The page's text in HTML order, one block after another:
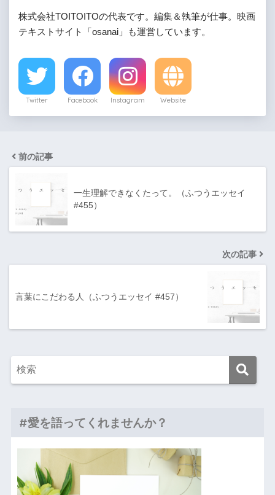
株式会社TOITOITOの代表です。編集＆執筆が仕事。映画
テキストサイト「osanai」も運営しています。
Twitter Facebook Instagram Website
前の記事
一生理解できなくたって。（ふつうエッセイ
#455）
次の記事
言葉にこだわる人（ふつうエッセイ #457）
#愛を語ってくれませんか？